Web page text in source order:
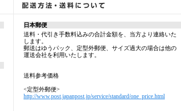
日本郵便
送料・代引き手数料込みの合計金額を、当方より連絡いた
します。
郵送はゆうパック、定型外郵便、サイズ過大の場合は他の
運送会社を利用いたします。
送料参考価格
<定型外郵便>
http://www.post.japanpost.jp/service/standard/one_price.html